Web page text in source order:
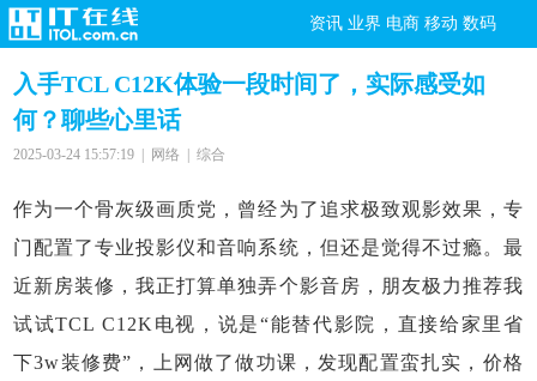
资讯 业界 电商 移动 数码
入手TCL C12K体验一段时间了，实际感受如
何？聊些心里话
2025-03-24 15:57:19 | 网络 | 综合
作为一个骨灰级画质党，曾经为了追求极致观影效果，专
门配置了专业投影仪和音响系统，但还是觉得不过瘾。最
近新房装修，我正打算单独弄个影音房，朋友极力推荐我
试试TCL C12K电视，说是“能替代影院，直接给家里省
下3w装修费”，上网做了做功课，发现配置蛮扎实，价格